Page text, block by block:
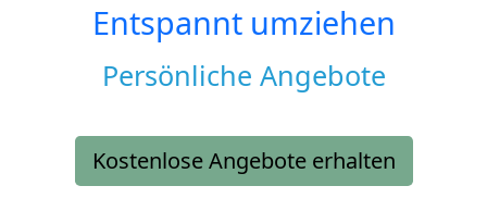
Entspannt umziehen
Persönliche Angebote
Kostenlose Angebote erhalten